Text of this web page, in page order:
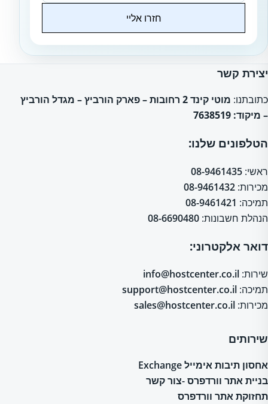
חזרו אליי
יצירת קשר
כתובתנו:
מוטי קינד 2 רחובות – פארק הורביץ – מגדל הורביץ
– מיקוד: 7638519
הטלפונים שלנו:
ראשי: 08-9461435
מכירות: 08-9461432
תמיכה: 08-9461421
הנהלת חשבונות: 08-6690480
דואר אלקטרוני:
שירות: info@hostcenter.co.il
תמיכה: support@hostcenter.co.il
מכירות: sales@hostcenter.co.il
שירותים
אחסון תיבות אימייל Exchange
בניית אתר וורדפרס -צור קשר
תחזוקת אתר וורדפרס